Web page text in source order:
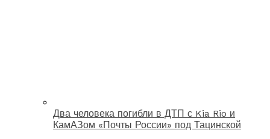
Два человека погибли в ДТП с Kia Rio и
КамАЗом «Почты России» под Тацинской